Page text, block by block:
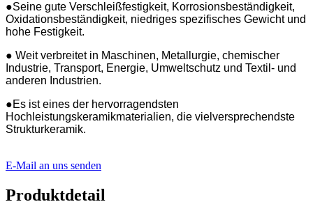
●Seine gute Verschleißfestigkeit, Korrosionsbeständigkeit,
Oxidationsbeständigkeit, niedriges spezifisches Gewicht und
hohe Festigkeit.
● Weit verbreitet in Maschinen, Metallurgie, chemischer
Industrie, Transport, Energie, Umweltschutz und Textil- und
anderen Industrien.
●Es ist eines der hervorragendsten
Hochleistungskeramikmaterialien, die vielversprechendste
Strukturkeramik.
E-Mail an uns senden
Produktdetail